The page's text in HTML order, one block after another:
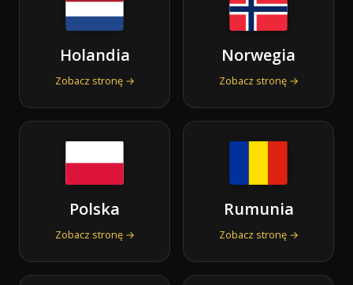
Holandia
Zobacz stronę →
Norwegia
Zobacz stronę →
Polska
Zobacz stronę →
Rumunia
Zobacz stronę →